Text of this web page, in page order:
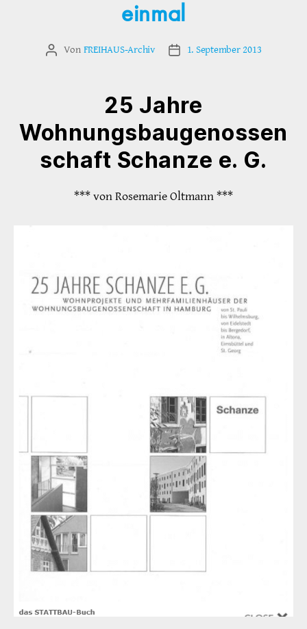
einmal
Beitragsautor
Von FREIHAUS-Archiv Veröffentlichungsdatum
1. September 2013
25 Jahre
Wohnungsbaugenossen
schaft Schanze e. G.
*** von Rosemarie Oltmann ***